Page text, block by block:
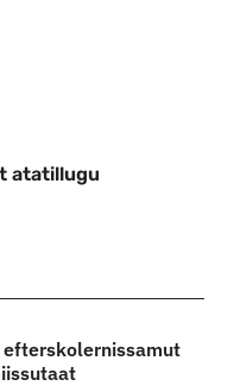
atatillugu